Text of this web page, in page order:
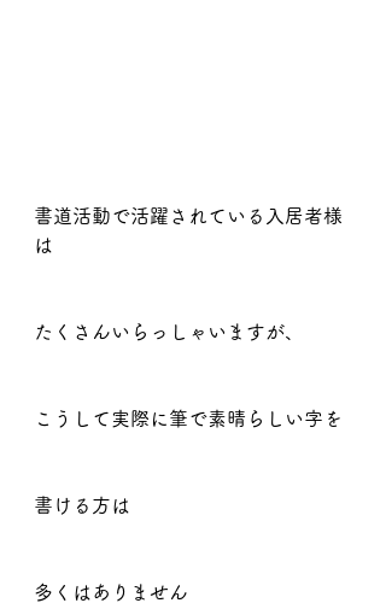
書道活動で活躍されている入居者様
は
たくさんいらっしゃいますが、
こうして実際に筆で素晴らしい字を
書ける方は
多くはありません